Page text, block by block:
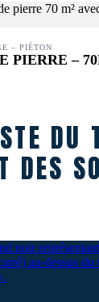
– PIÉTON
PIERRE –
DU
DES